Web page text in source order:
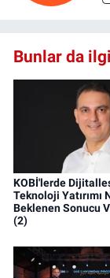
Bunlar da
KOBİ'lerde
Teknoloji Yatırımı
Beklenen Sonucu
(2)